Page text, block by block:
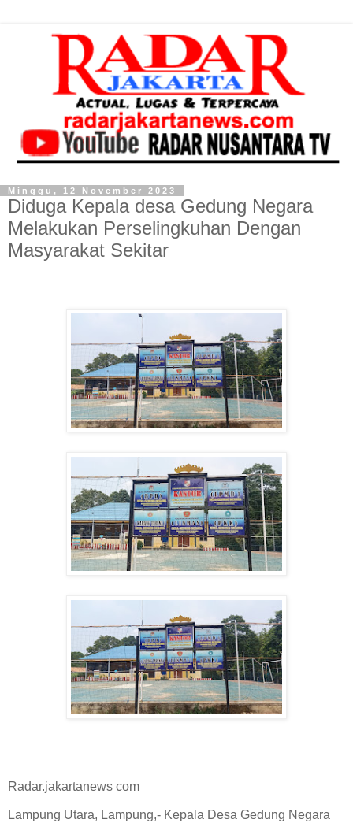
Minggu, 12 November 2023
Diduga Kepala desa Gedung Negara
Melakukan Perselingkuhan Dengan
Masyarakat Sekitar
Radar.jakartanews com
Lampung Utara, Lampung,- Kepala Desa Gedung Negara